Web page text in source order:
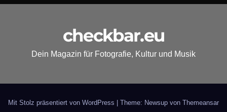
checkbar.eu
Dein Magazin für Fotografie, Kultur und Musik
Mit Stolz präsentiert von WordPress Theme: Newsup von Themeansar